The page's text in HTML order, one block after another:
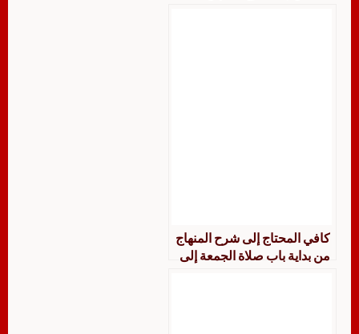
كافي المحتاج إلى شرح المنهاج
من بداية باب صلاة الجمعة إلى